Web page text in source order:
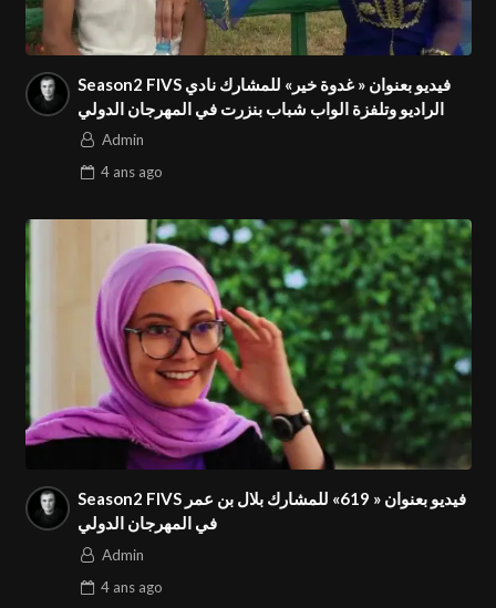
Season2 FIVS فيديو بعنوان « غدوة خير» للمشارك نادي
الراديو وتلفزة الواب شباب بنزرت في المهرجان الدولي
Admin
4 ans ago
Season2 FIVS فيديو بعنوان « 619» للمشارك بلال بن عمر
في المهرجان الدولي
Admin
4 ans ago